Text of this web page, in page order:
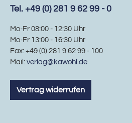
Tel. +49 (0) 281 9 62 99 - 0
Mo-Fr 08:00 - 12:30 Uhr
Mo-Fr 13:00 - 16:30 Uhr
Fax: +49 (0) 281 9 62 99 - 100
Mail: verlag@kawohl.de
Vertrag widerrufen